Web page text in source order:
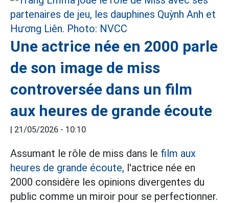
Une actrice née en 2000 parle
de son image de miss
controversée dans un film
aux heures de grande écoute
| 21/05/2026 - 10:10
Assumant le rôle de miss dans le film aux
heures de grande écoute, l'actrice née en
2000 considère les opinions divergentes du
public comme un miroir pour se perfectionner.